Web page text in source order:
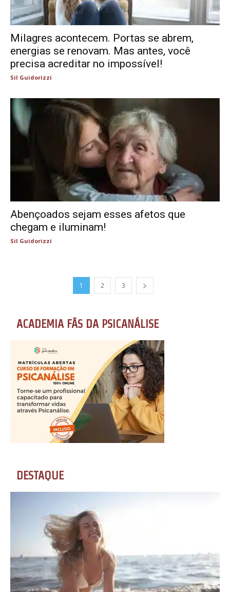
Milagres acontecem. Portas se abrem,
energias se renovam. Mas antes, você
precisa acreditar no impossível!
Sil Guidorizzi
Abençoados sejam esses afetos que
chegam e iluminam!
Sil Guidorizzi
1 2 3
ACADEMIA FÃS DA PSICANÁLISE
DESTAQUE